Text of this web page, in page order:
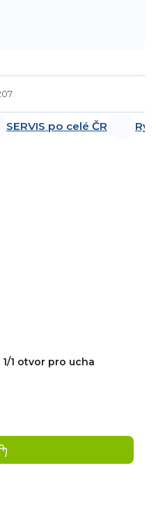
SERVIS po celé ČR
1 otvor pro ucha